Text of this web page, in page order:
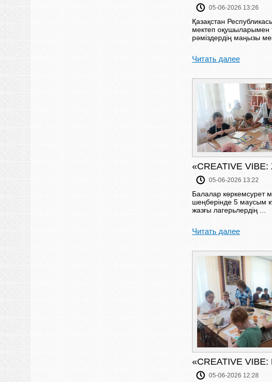
05-06-2026 13:26
Қазақстан
мектеп оқушыларымен
рәміздердің маңызы
Читать далее
«CREATIVE
05-06-2026 13:22
Балалар көркемсурет
шеңберінде 5
жазғы лагерьлердің ...
Читать далее
«CREATIVE
05-06-2026 12:28